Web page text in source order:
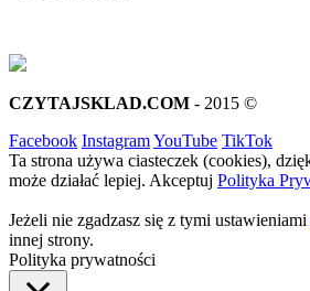
CZYTAJSKLAD.COM - 2015 ©
Facebook InstagramYouTube TikTok
Ta strona używa ciasteczek (cookies),
może działać lepiej. Akceptuj Polityka
Jeżeli nie zgadzasz się z tymi ustawieniami
innej strony.
Polityka prywatności